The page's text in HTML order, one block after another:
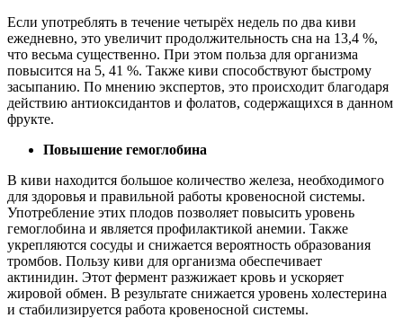
Если употреблять в течение четырёх недель по два киви
ежедневно, это увеличит продолжительность сна на 13,4 %,
что весьма существенно. При этом польза для организма
повысится на 5, 41 %. Также киви способствуют быстрому
засыпанию. По мнению экспертов, это происходит благодаря
действию антиоксидантов и фолатов, содержащихся в данном
фрукте.
Повышение гемоглобина
В киви находится большое количество железа, необходимого
для здоровья и правильной работы кровеносной системы.
Употребление этих плодов позволяет повысить уровень
гемоглобина и является профилактикой анемии. Также
укрепляются сосуды и снижается вероятность образования
тромбов. Пользу киви для организма обеспечивает
актинидин. Этот фермент разжижает кровь и ускоряет
жировой обмен. В результате снижается уровень холестерина
и стабилизируется работа кровеносной системы.